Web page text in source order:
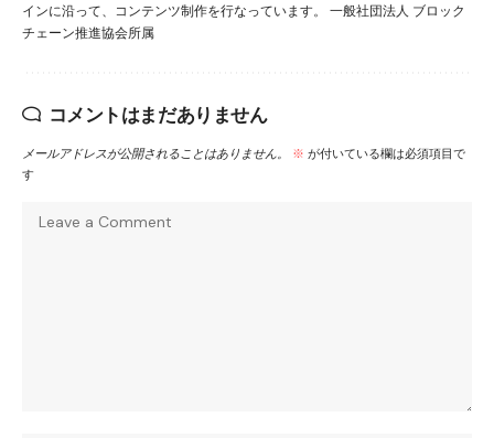
インに沿って、コンテンツ制作を行なっています。 一般社団法人 ブロック
チェーン推進協会所属
コメントはまだありません
メールアドレスが公開されることはありません。 ※ が付いている欄は必須項目で
す